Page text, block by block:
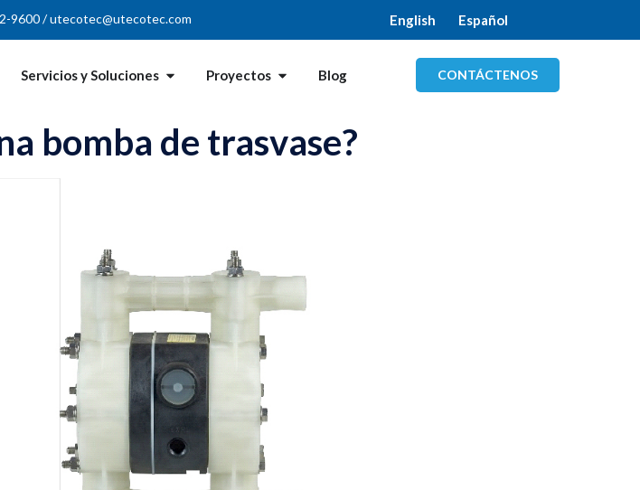
9600 / utecotec@utecotec.com English Español
Servicios y Soluciones Proyectos Blog CONTÁCTENOS
bomba de trasvase?